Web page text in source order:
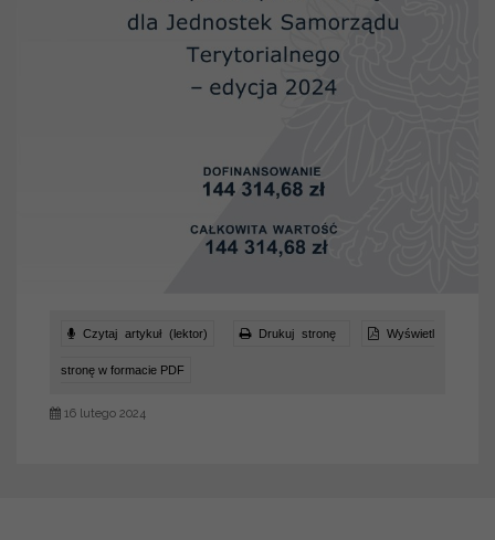
Czytaj artykuł (lektor) Drukuj stronę Wyświetl
stronę w formacie PDF
16 lutego 2024